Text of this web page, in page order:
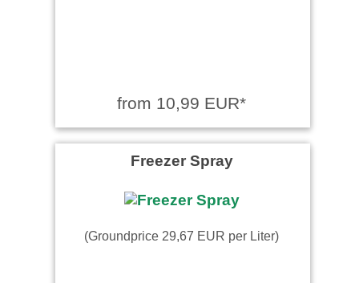
from 10,99 EUR*
Freezer Spray
(Groundprice 29,67 EUR per Liter)